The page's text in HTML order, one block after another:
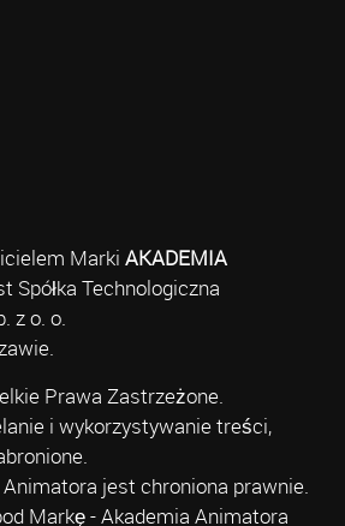
Marki AKADEMIA
Spółka Technologiczna
z o. o.
Prawa Zastrzeżone.
i wykorzystywanie treści,
jest chroniona prawnie.
Markę - Akademia Animatora